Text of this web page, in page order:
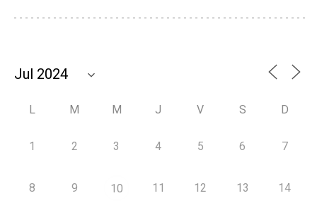
L M M J V S D
1 2 3 4 5 6 7
8 9 10 11 12 13 14